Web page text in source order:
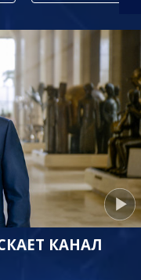
КАНАЛ